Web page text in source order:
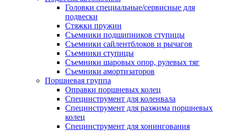
Головки специальные/сервисные для
подвески
Стяжки пружин
Съемники подшипников ступицы
Съемники сайлентблоков и рычагов
Съемники ступицы
Съемники шаровых опор, рулевых тяг
Съемники амортизаторов
Поршневая группа
Оправки поршневых колец
Специнструмент для коленвала
Специнструмент для разжима поршневых
колец
Специнструмент для хонингования